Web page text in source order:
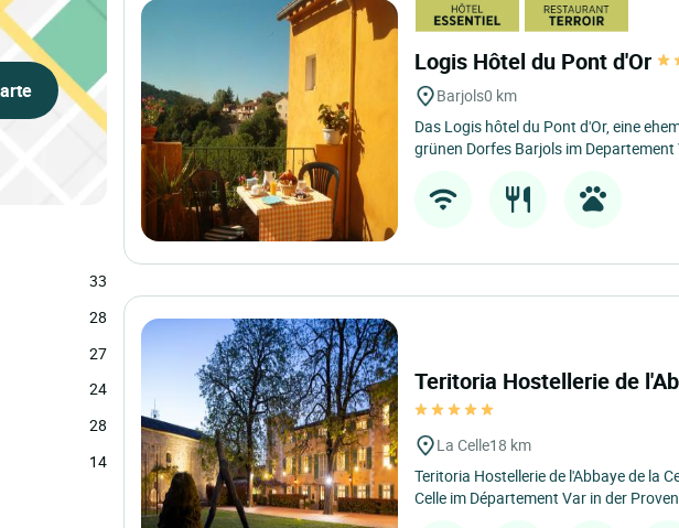
33
28
27
24
28
14
Logis Hôtel du Pont d'Or
Barjols0 km
Das Logis hôtel du Pont d'Or, eine
grünen Dorfes Barjols im
Teritoria Hostellerie de
La Celle18 km
Teritoria Hostellerie de l'Abbaye de la
Celle im Département Var in der